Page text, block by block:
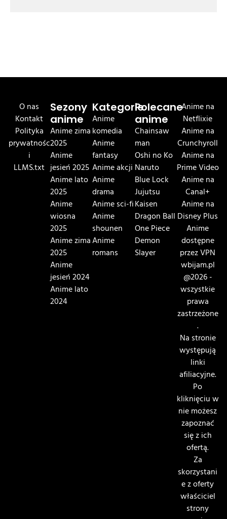
O nas
Kontakt
Polityka
prywatnośc
i
LLMS.txt
Sezony
anime
Anime zima
2025
Anime
jesień 2025
Anime lato
2025
Anime
wiosna
2025
Anime zima
2025
Anime
jesień 2024
Anime lato
2024
Kategorie
Anime
komedia
Anime
fantasy
Anime akcji
Anime
drama
Anime sci-fi
Anime
shounen
Anime
romans
Polecane
anime
Chainsaw
man
Oshi no Ko
Naruto
Blue Lock
Jujutsu
Kaisen
Dragon Ball
One Piece
Demon
Slayer
Anime na
Netflixie
Anime na
Crunchyroll
Anime na
Prime Video
Anime na
Canal+
Anime na
Disney Plus
Anime
dostępne
przez VPN
wbijam.pl
@2026 -
wszystkie
prawa
zastrzeżone
.
Na stronie
występują
linki
afiliacyjne.
Po
kliknięciu w
nie możesz
zapoznać
się z ich
ofertą.
Za
skorzystani
e z oferty
właściciel
strony